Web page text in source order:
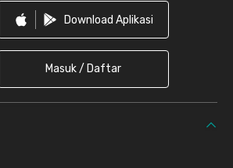
Download Aplikasi
Masuk / Daftar